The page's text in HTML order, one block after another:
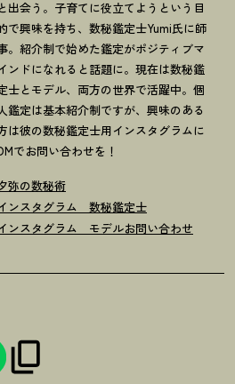
と出会う。子育てに役立てようという目
で興味を持ち、数秘鑑定士Yumi氏に師
。紹介制で始めた鑑定がポジティブマ
ンドになれると話題に。現在は数秘鑑
士とモデル、両方の世界で活躍中。個
鑑定は基本紹介制ですが、興味のある
は彼の数秘鑑定士用インスタグラムに
でお問い合わせを！
弥の数秘術
ンスタグラム 数秘鑑定士
ンスタグラム モデルお問い合わせ